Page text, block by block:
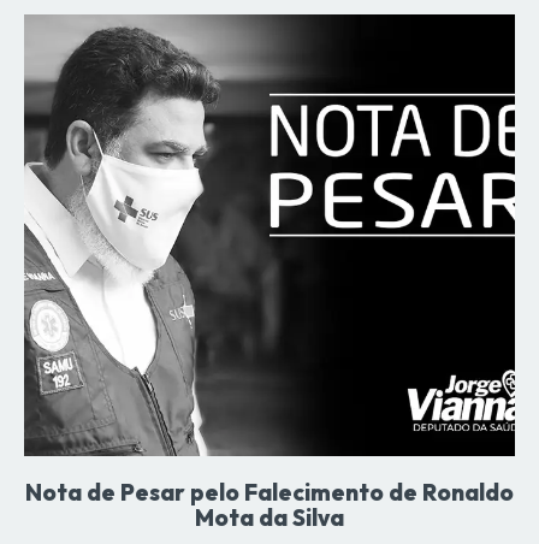
Nota de Pesar pelo Falecimento de Ronaldo
Mota da Silva